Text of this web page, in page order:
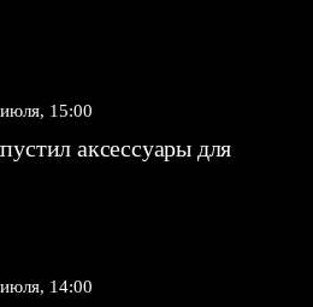
15:00
аксессуары для
14:00